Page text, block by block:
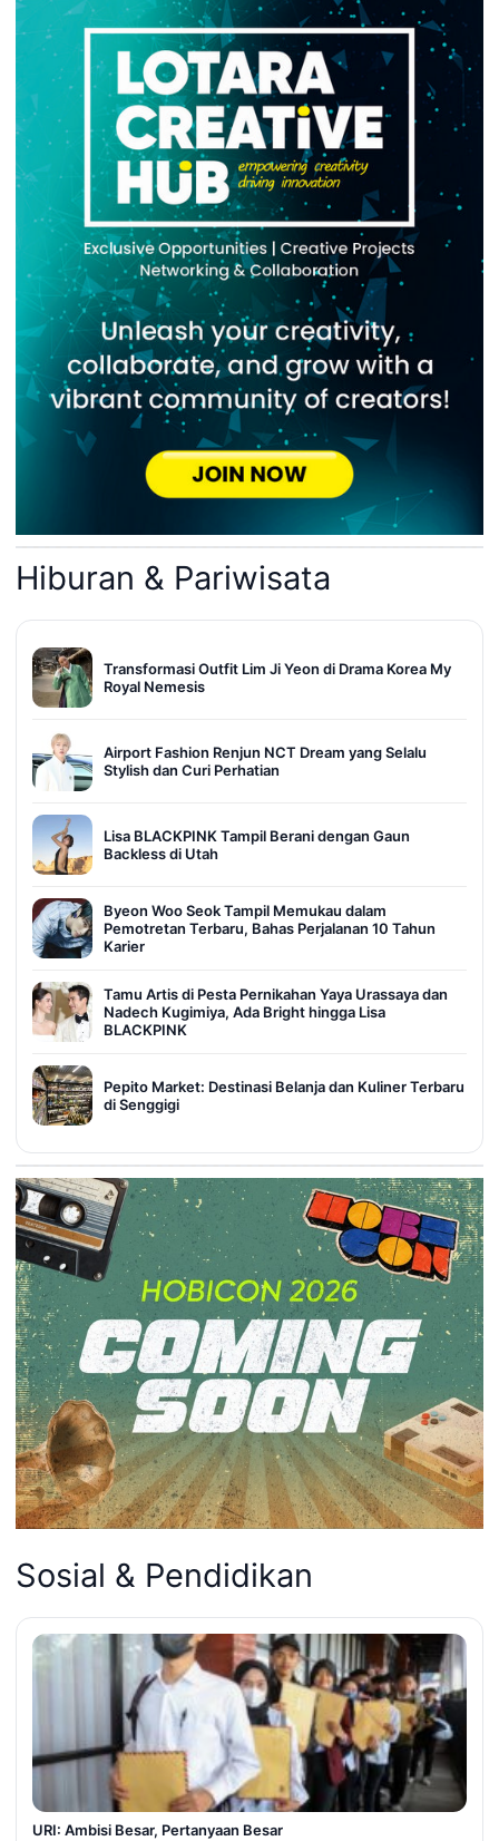
Hiburan & Pariwisata
Transformasi Outfit Lim Ji Yeon di Drama Korea My
Royal Nemesis
Airport Fashion Renjun NCT Dream yang Selalu
Stylish dan Curi Perhatian
Lisa BLACKPINK Tampil Berani dengan Gaun
Backless di Utah
Byeon Woo Seok Tampil Memukau dalam
Pemotretan Terbaru, Bahas Perjalanan 10 Tahun
Karier
Tamu Artis di Pesta Pernikahan Yaya Urassaya dan
Nadech Kugimiya, Ada Bright hingga Lisa
BLACKPINK
Pepito Market: Destinasi Belanja dan Kuliner Terbaru
di Senggigi
Sosial & Pendidikan
URI: Ambisi Besar, Pertanyaan Besar